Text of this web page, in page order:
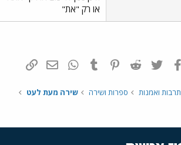
או רק "את"
פייסבוק Twitter
Reddit
Pinterest
Tumblr
WhatsAppדואר אלקטרוני
תרבות ואמנות ספרות ושירה שירה מעת לעט